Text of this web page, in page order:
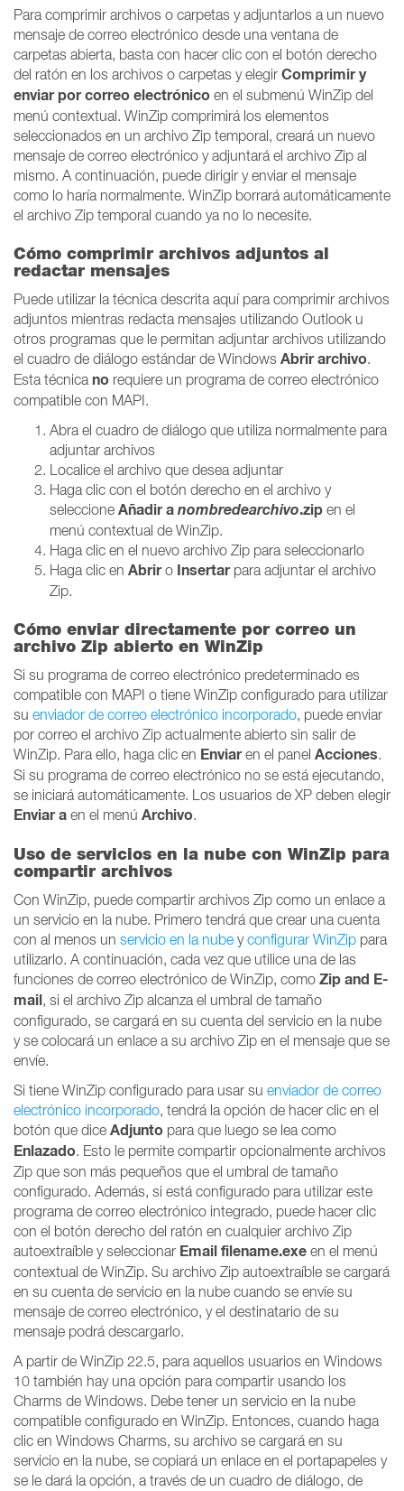
Para comprimir archivos o carpetas y adjuntarlos a un nuevo
mensaje de correo electrónico desde una ventana de
carpetas abierta, basta con hacer clic con el botón derecho
del ratón en los archivos o carpetas y elegir Comprimir y
enviar por correo electrónico en el submenú WinZip del
menú contextual. WinZip comprimirá los elementos
seleccionados en un archivo Zip temporal, creará un nuevo
mensaje de correo electrónico y adjuntará el archivo Zip al
mismo. A continuación, puede dirigir y enviar el mensaje
como lo haría normalmente. WinZip borrará automáticamente
el archivo Zip temporal cuando ya no lo necesite.
Cómo comprimir archivos adjuntos al
redactar mensajes
Puede utilizar la técnica descrita aquí para comprimir archivos
adjuntos mientras redacta mensajes utilizando Outlook u
otros programas que le permitan adjuntar archivos utilizando
el cuadro de diálogo estándar de Windows Abrir archivo.
Esta técnica no requiere un programa de correo electrónico
compatible con MAPI.
Abra el cuadro de diálogo que utiliza normalmente para
adjuntar archivos
Localice el archivo que desea adjuntar
Haga clic con el botón derecho en el archivo y
seleccione Añadir anombredearchivo.zip en el
menú contextual de WinZip.
Haga clic en el nuevo archivo Zip para seleccionarlo
Haga clic en Abriro Insertarpara adjuntar el archivo
Zip.
Cómo enviar directamente por correo un
archivo Zip abierto en WinZip
Si su programa de correo electrónico predeterminado es
compatible con MAPI o tiene WinZip configurado para utilizar
su enviador de correo electrónico incorporado, puede enviar
por correo el archivo Zip actualmente abierto sin salir de
WinZip. Para ello, haga clic en Enviaren el panel Acciones.
Si su programa de correo electrónico no se está ejecutando,
se iniciará automáticamente. Los usuarios de XP deben elegir
Enviar a en el menú Archivo.
Uso de servicios en la nube con WinZip para
compartir archivos
Con WinZip, puede compartir archivos Zip como un enlace a
un servicio en la nube. Primero tendrá que crear una cuenta
con al menos un servicio en la nube yconfigurar WinZip para
utilizarlo. A continuación, cada vez que utilice una de las
funciones de correo electrónico de WinZip, como Zip and E-
mail, si el archivo Zip alcanza el umbral de tamaño
configurado, se cargará en su cuenta del servicio en la nube
y se colocará un enlace a su archivo Zip en el mensaje que se
envíe.
Si tiene WinZip configurado para usar su enviador de correo
electrónico incorporado, tendrá la opción de hacer clic en el
botón que dice Adjunto para que luego se lea como
Enlazado. Esto le permite compartir opcionalmente archivos
Zip que son más pequeños que el umbral de tamaño
configurado. Además, si está configurado para utilizar este
programa de correo electrónico integrado, puede hacer clic
con el botón derecho del ratón en cualquier archivo Zip
autoextraíble y seleccionar Email filename.exe en el menú
contextual de WinZip. Su archivo Zip autoextraíble se cargará
en su cuenta de servicio en la nube cuando se envíe su
mensaje de correo electrónico, y el destinatario de su
mensaje podrá descargarlo.
A partir de WinZip 22.5, para aquellos usuarios en Windows
10 también hay una opción para compartir usando los
Charms de Windows. Debe tener un servicio en la nube
compatible configurado en WinZip. Entonces, cuando haga
clic en Windows Charms, su archivo se cargará en su
servicio en la nube, se copiará un enlace en el portapapeles y
se le dará la opción, a través de un cuadro de diálogo, de